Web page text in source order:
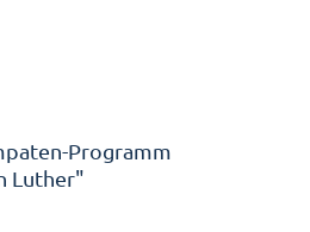
Programm
Luther"